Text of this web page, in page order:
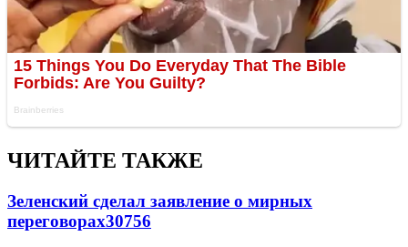
ЧИТАЙТЕ ТАКЖЕ
Зеленский сделал заявление о мирных
переговорах30756